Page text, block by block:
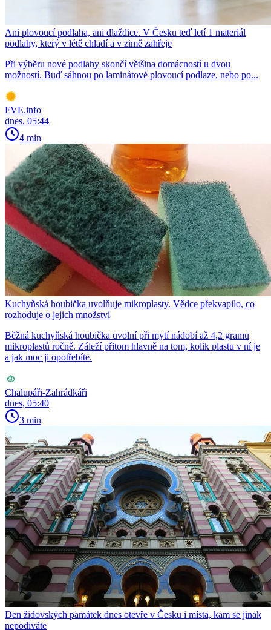
Ani plovoucí podlaha, ani dlaždice. V Česku teď letí 1 materiál
podlahy, který v létě chladí a v zimě zahřeje
Při výběru nové podlahy skončí většina domácností u dvou
možností. Buď sáhnou po laminátové plovoucí podlaze, nebo po...
FVE.info
dnes, 05:44
4 min
Kuchyňská houbička uvolňuje mikroplasty. Vědce překvapilo, co
rozhoduje o jejich množství
Běžná kuchyňská houbička uvolní při mytí nádobí až 4,2 gramu
mikroplastů ročně. Záleží přitom hlavně na tom, kolik plastu v ní je
a jak moc ji opotřebíte.
Chalupáři-Zahrádkáři
dnes, 05:40
3 min
Den židovských památek dnes otevře v Česku i místa, kam se jinak
nepodíváte